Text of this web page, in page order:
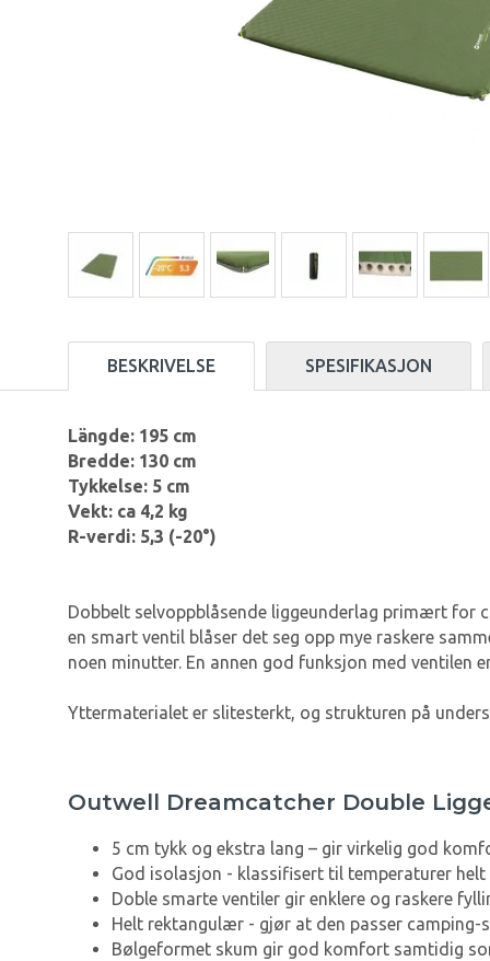
BESKRIVELSE SPESIFIKASJON
Längde: 195 cm
Bredde: 130 cm
Tykkelse: 5 cm
Vekt: ca 4,2 kg
R-verdi: 5,3 (-20°)
Dobbelt selvoppblåsende liggeunderlag primært for
en smart ventil blåser det seg opp mye raskere
noen minutter. En annen god funksjon med ventilen
Yttermaterialet er slitesterkt, og strukturen på
Outwell Dreamcatcher Double
5 cm tykk og ekstra lang – gir virkelig god
God isolasjon - klassifisert til temperaturer helt
Doble smarte ventiler gir enklere og raskere
Helt rektangulær - gjør at den passer camping-
Bølgeformet skum gir god komfort samtidig